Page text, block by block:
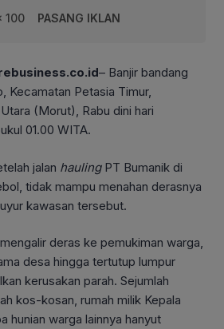
100 PASANG IKLAN
– Banjir bandang
Kecamatan Petasia Timur,
(Morut), Rabu dini hari
01.00 WITA.
jalan haulingPT Bumanik di
tidak mampu menahan derasnya
kawasan tersebut.
deras ke pemukiman warga,
desa hingga tertutup lumpur
kerusakan parah. Sejumlah
kos-kosan, rumah milik Kepala
hunian warga lainnya hanyut